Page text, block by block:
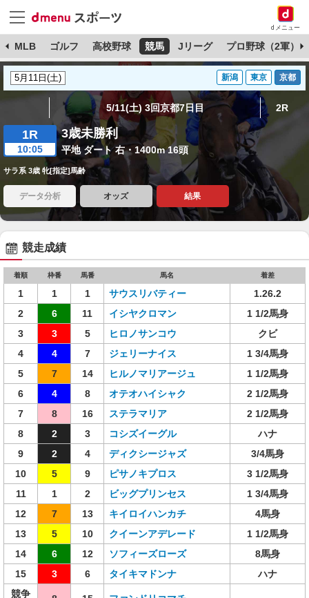
dメニュー
MLB ゴルフ 高校野球 競馬 Jリーグ プロ野球（2軍）
新潟 東京 京都
5/11(土) 3回京都7日目 2R
1R
10:05
3歳未勝利
平地 ダート 右・1400m 16頭
サラ系 3歳 牝[指定]馬齢
データ分析 オッズ 結果
競走成績
着順 枠番 馬番 馬名 着差
1 1 1 サウスリバティー
1.26.2
2
6 11 イシヤクロマン
1 1/2馬身
3
3 5 ヒロノサンコウ
クビ
4
4 7 ジェリーナイス
1 3/4馬身
5
7 14 ヒルノマリアージュ
1 1/2馬身
6
4 8 オテオハイシャク
2 1/2馬身
7
8 16 ステラマリア
2 1/2馬身
8
2 3 コシズイーグル
ハナ
9
2 4 ディクシージャズ
3/4馬身
10
5 9 ピサノキプロス
3 1/2馬身
11
1 2 ビッグプリンセス
1 3/4馬身
12
7 13 キイロイハンカチ
4馬身
13
5 10 クイーンアデレード
1 1/2馬身
14
6 12 ソフィーズローズ
8馬身
15
3 6 タイキマドンナ
ハナ
競争